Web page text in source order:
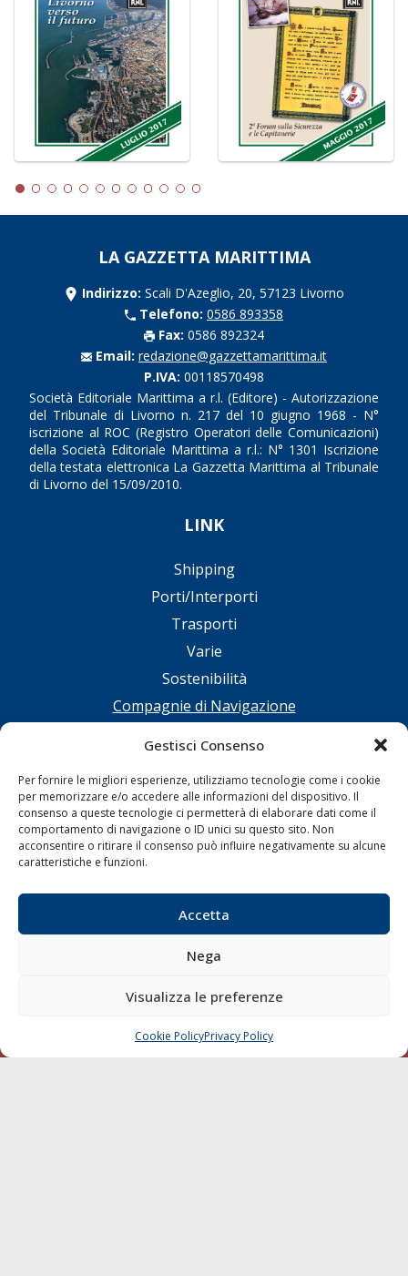
Gestisci Consenso
Per fornire le migliori esperienze, utilizziamo tecnologie come i cookie
per memorizzare e/o accedere alle informazioni del dispositivo. Il
consenso a queste tecnologie ci permetterà di elaborare dati come il
comportamento di navigazione o ID unici su questo sito. Non
acconsentire o ritirare il consenso può influire negativamente su alcune
caratteristiche e funzioni.
Accetta
Nega
Visualizza le preferenze
Cookie PolicyPrivacy Policy
LA GAZZETTA MARITTIMA
Indirizzo: Scali D'Azeglio, 20, 57123 Livorno
Telefono: 0586 893358
Fax: 0586 892324
Email: redazione@gazzettamarittima.it
P.IVA: 00118570498
Società Editoriale Marittima a r.l. (Editore) - Autorizzazione
del Tribunale di Livorno n. 217 del 10 giugno 1968 - N°
iscrizione al ROC (Registro Operatori delle Comunicazioni)
della Società Editoriale Marittima a r.l.: N° 1301 Iscrizione
della testata elettronica La Gazzetta Marittima al Tribunale
di Livorno del 15/09/2010.
LINK
Shipping
Porti/Interporti
Trasporti
Varie
Sostenibilità
Compagnie di Navigazione
Chi siamo
Contatti
Privacy Policy
Mappa del sito
CHIAMA SCRIVI